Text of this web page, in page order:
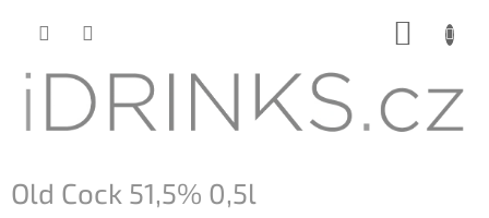
Old Cock 51,5% 0,5l